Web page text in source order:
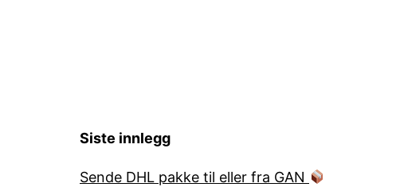
Siste innlegg
Sende DHL pakke til eller fra GAN